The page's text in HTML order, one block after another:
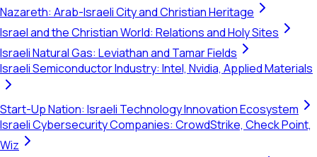
Nazareth: Arab-Israeli City and Christian Heritage
Israel and the Christian World: Relations and Holy Sites
Israeli Natural Gas: Leviathan and Tamar Fields
Israeli Semiconductor Industry: Intel, Nvidia, Applied Materials
Start-Up Nation: Israeli Technology Innovation Ecosystem
Israeli Cybersecurity Companies: CrowdStrike, Check Point,
Wiz